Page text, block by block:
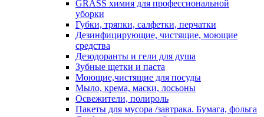
GRASS химия для профессиональной
уборки
Губки, тряпки, салфетки, перчатки
Дезинфицирующие, чистящие, моющие
средства
Дезодоранты и гели для душа
Зубные щетки и паста
Моющие,чистящие для посуды
Мыло, крема, маски, лосьоны
Освежители, полироль
Пакеты для мусора /завтрака. Бумага, фольга